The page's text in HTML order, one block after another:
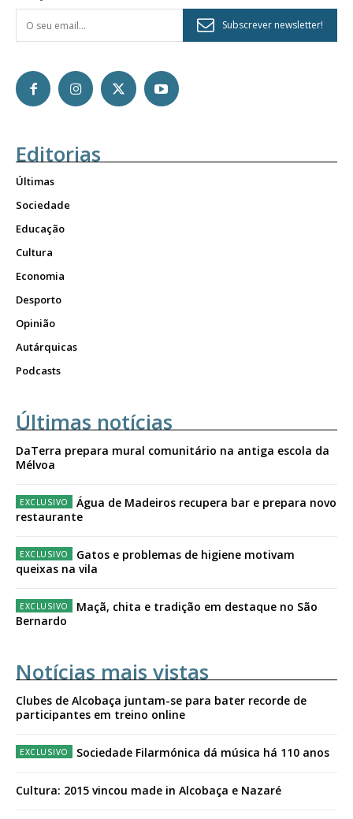
Subscrever newsletter!
Editorias
Últimas
Sociedade
Educação
Cultura
Economia
Desporto
Opinião
Autárquicas
Podcasts
Últimas notícias
DaTerra prepara mural comunitário na antiga escola da
Mélvoa
Água de Madeiros recupera bar e prepara novo
restaurante
Gatos e problemas de higiene motivam
queixas na vila
Maçã, chita e tradição em destaque no São
Bernardo
Notícias mais vistas
Clubes de Alcobaça juntam-se para bater recorde de
participantes em treino online
Sociedade Filarmónica dá música há 110 anos
Cultura: 2015 vincou made in Alcobaça e Nazaré